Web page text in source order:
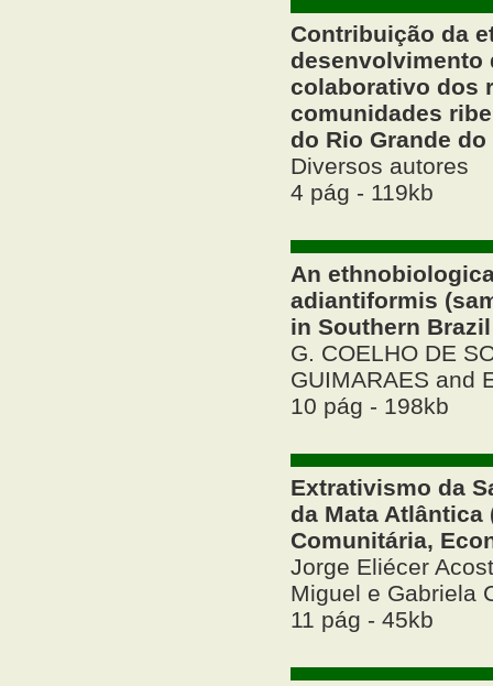
Contribuição da
desenvolvimento
colaborativo dos
comunidades
do Rio Grande
Diversos autores
4 pág - 119kb
An
adiantiformis
in Southern Brazil
G. COELHO DE
GUIMARAES and
10 pág - 198kb
Extrativismo da
da Mata Atlântica
Comunitária,
Jorge Eliécer
Miguel e Gabriela
11 pág - 45kb